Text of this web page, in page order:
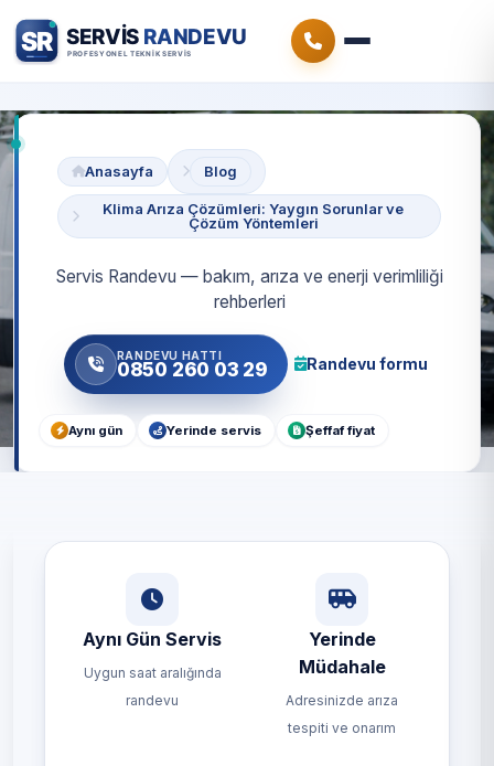
Anasayfa Blog
Klima Arıza Çözümleri: Yaygın Sorunlar ve
Çözüm Yöntemleri
Servis Randevu — bakım, arıza ve enerji verimliliği
rehberleri
RANDEVU HATTI
0850 260 03 29 Randevu formu
Aynı gün Yerinde servis Şeffaf fiyat
Aynı Gün Servis
Uygun saat aralığında
randevu
Yerinde
Müdahale
Adresinizde arıza
tespiti ve onarım